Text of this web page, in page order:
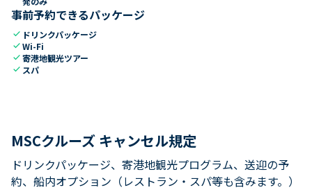
事前予約できるパッケージ
check ドリンクパッケージ
checkWi-Fi
check寄港地観光ツアー
check スパ
MSCクルーズ キャンセル規定
ドリンクパッケージ、寄港地観光プログラム、送迎の予
約、船内オプション（レストラン・スパ等も含みます。）